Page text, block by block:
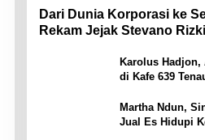
Dari Dunia Korporasi ke
Rekam Jejak Stevano
Karolus Hadjon,
di Kafe 639
Martha Ndun,
Jual Es Hidupi